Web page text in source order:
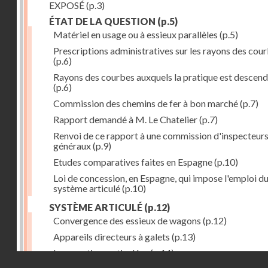
EXPOSÉ(p.3)
ÉTAT DE LA QUESTION (p.5)
Matériel en usage ou à essieux parallèles (p.5)
Prescriptions administratives sur les rayons des
(p.6)
Rayons des courbes auxquels la pratique est
(p.6)
Commission des chemins de fer à bon marché(p.7)
Rapport demandé à M. Le Chatelier(p.7)
Renvoi de ce rapport à une commission d'inspecteurs
généraux(p.9)
Etudes comparatives faites en Espagne(p.10)
Loi de concession, en Espagne, qui impose l'emploi du
système articulé(p.10)
SYSTÈME ARTICULÉ (p.12)
Convergence des essieux de wagons (p.12)
Appareils directeurs à galets (p.13)
Locomotives articulées(p.14)